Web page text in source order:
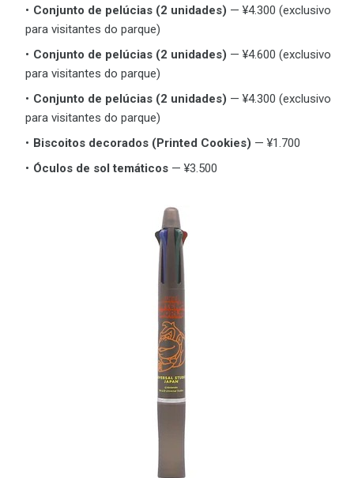
Conjunto de pelúcias (2 unidades) — ¥4.300 (exclusivo
para visitantes do parque)
Conjunto de pelúcias (2 unidades) — ¥4.600 (exclusivo
para visitantes do parque)
Conjunto de pelúcias (2 unidades) — ¥4.300 (exclusivo
para visitantes do parque)
Biscoitos decorados (Printed Cookies) — ¥1.700
Óculos de sol temáticos — ¥3.500